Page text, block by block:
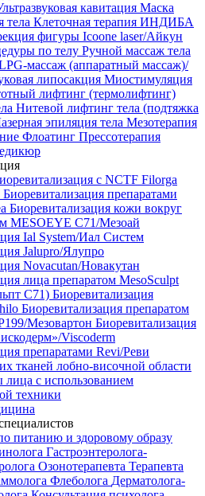
кавитация Маска
тела Клеточная терапия ИНДИБА
фигуры Icoone laser/Айкун
по телу Ручной массаж тела
массаж (аппаратный массаж)/
липосакция Миостимуляция
лифтинг (термолифтинг)
Нитевой лифтинг тела (подтяжка
эпиляция тела Мезотерапия
Флоатинг Прессотерапия
с NCTF Filorga
Биоревитализация препаратами
Биоревитализация кожи вокруг
MESOEYE C71/Мезоай
Ial System/Иал Систем
Jalupro/Ялупро
Novacutan/Новакутан
лица препаратом MesoSculpt
С71) Биоревитализация
Биоревитализация препаратом
Мезовартон Биоревитализация
Viscoderm
препаратами Revi/Реви
тканей лобно-височной области
лица с использованием
техники
питанию и здоровому образу
Гастроэнтеролога-
Озонотерапевта Терапевта
Флеболога Дерматолога-